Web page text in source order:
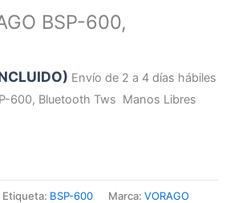
BSP-600,
Envío de 2 a 4 días hábiles
600, Bluetooth Tws Manos Libres
Etiqueta: BSP-600 Marca: VORAGO